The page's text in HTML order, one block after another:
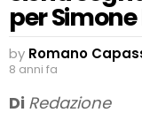
per
by Romano
8 anni fa
Di Redazione